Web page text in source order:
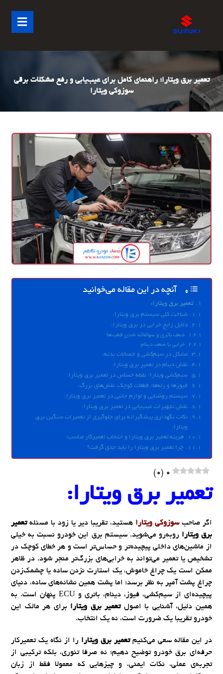
تعمیر برق ویتارا؛ راهنمای کامل برای عیب‌یابی و رفع مشکلات برقی
سوزوکی ویتارا
آنچه در این مقاله می‌خوانید
تعمیر برق ویتارا:
شناخت کلی سیستم برق ویتارا:
دلایل رایج خرابی در برق ویتارا:
ضعف باتری و سولفاته شدن قطب‌ها:
خرابی یا ضعف دینام:
مشکل در سیم‌کشی و اتصالات بدنه:
نقش دینام در تعمیر برق ویتارا:
سیم‌کشی ویتارا؛ نقطه حساس در تعمیر برق ویتارا:
فیوزها و رله‌ها؛ قطعات کوچک، نقش‌های بزرگ:
سیستم روشنایی و لوازم جانبی در تعمیر برق ویتارا:
نقش تجهیزات عیب‌یابی در تعمیر برق ویتارا:
نکات نگهداری پیشگیرانه برای جلوگیری از تعمیرات سنگین برق
ویتارا:
هزینه تعمیر برق ویتارا و انتخاب تعمیرکار مناسب:
چرا تعمیر برق ویتارا را باید جدی گرفت؟
0
(
0
)
تعمیر برق ویتارا:
اگر صاحب سوزوکی ویتارا هستید، تقریبا دیر یا زود با مسئلهتعمیر
برق ویتارا روبه‌رو می‌شوید. سیستم برق این خودرو نسبت به خیلی
از ماشین‌های داخلی پیچیده‌تر و حساس‌تر است و هر خطای کوچک در
تشخیص یا تعمیر می‌تواند به خرابی‌های بزرگ‌تر منجر شود. در ظاهر
ممکن است یک چراغ خاموش، یک استارت نزدن ساده یا چشمک‌زدن
چراغ پشت آمپر به نظر برسد؛ اما پشت همین نشانه‌های ساده‌، دنیای
پیچیده‌ای از سیم‌کشی، فیوز، دینام، باتری و ECU پنهان است. به
همین دلیل، آشنایی با اصولتعمیر برق ویتارا برای هر مالک این
خودرو تقریبا یک ضرورت است، نه یک انتخاب.
در این مقاله سعی می‌کنیمتعمیر برق ویتارا را از نگاه یک تعمیرکار
حرفه‌ای برق خودرو توضیح دهیم؛ نه صرفا تئوری، بلکه ترکیبی از
تجربه‌ی عملی، نکات ایمنی، و چیزهایی که معمولا فقط از زبان